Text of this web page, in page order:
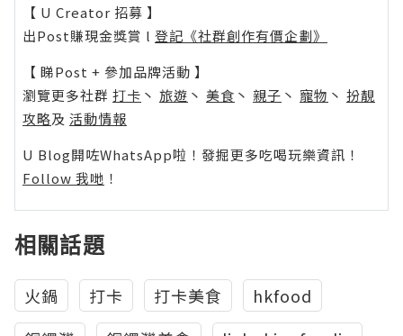
【 U Creator 招募 】
出Post賺現金獎賞 l 登記《社群創作有價企劃》
【 睇Post + 參加品牌活動 】
瀏覽更多社群 打卡 丶 旅遊 丶 美食 丶 親子 丶 寵物 丶 扮靚
攻略及 活動情報
U Blog開咗WhatsApp啦！發掘更多吃喝玩樂資訊！
Follow 我哋 ！
相關話題
火鍋 打卡 打卡美食
hkfood